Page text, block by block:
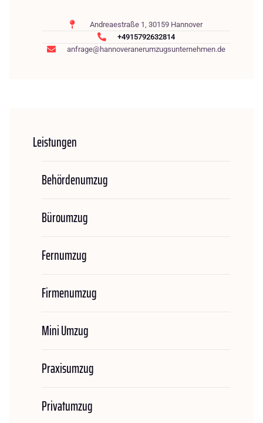
Andreaestraße 1, 30159 Hannover
+4915792632814
anfrage@hannoveranerumzugsunternehmen.de
Leistungen
Behördenumzug
Büroumzug
Fernumzug
Firmenumzug
Mini Umzug
Praxisumzug
Privatumzug